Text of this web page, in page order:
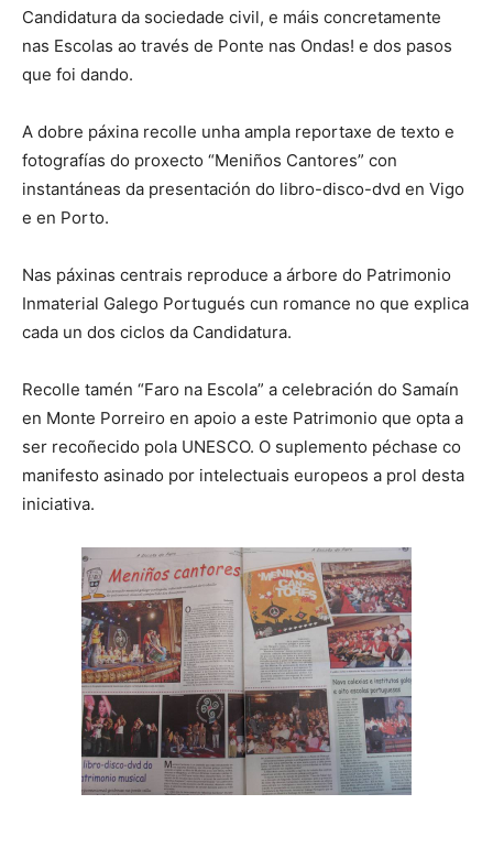
Candidatura da sociedade civil, e máis concretamente
nas Escolas ao través de Ponte nas Ondas! e dos pasos
que foi dando.
A dobre páxina recolle unha ampla reportaxe de texto e
fotografías do proxecto “Meniños Cantores” con
instantáneas da presentación do libro-disco-dvd en Vigo
e en Porto.
Nas páxinas centrais reproduce a árbore do Patrimonio
Inmaterial Galego Portugués cun romance no que explica
cada un dos ciclos da Candidatura.
Recolle tamén “Faro na Escola” a celebración do Samaín
en Monte Porreiro en apoio a este Patrimonio que opta a
ser recoñecido pola UNESCO. O suplemento péchase co
manifesto asinado por intelectuais europeos a prol desta
iniciativa.